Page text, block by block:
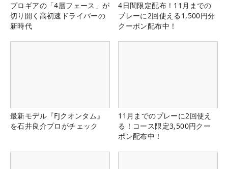
プロギアの「4層フェース」が
切り開く高初速ドライバーの
新時代
4日間限定配布！11月までの
プレーに2回使える1,500円分
クーポン配布中！
最新モデル『FJクオンタム』
を石井良介プロがチェック
11月までのプレーに2回使え
る！コース限定3,500円クー
ポン配布中！